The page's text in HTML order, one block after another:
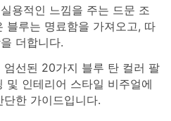
용적인 느낌을 주는 드문 조
블루는 명료함을 가져오고, 따
더합니다.
엄선된 20가지 블루 탄 컬러 팔
및 인테리어 스타일 비주얼에
한 가이드입니다.